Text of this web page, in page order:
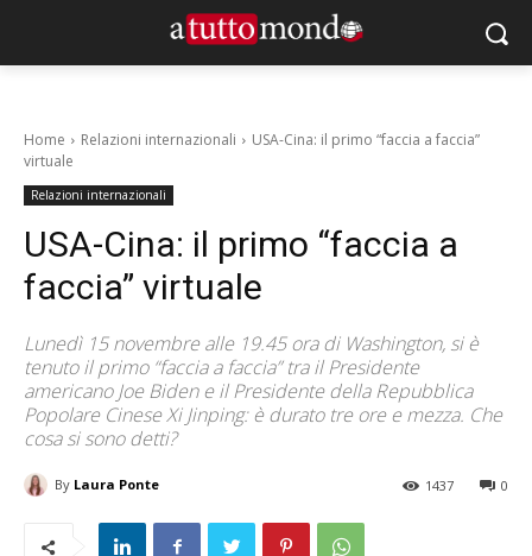
Home Relazioni internazionali
USA-Cina: il primo “faccia a faccia”
virtuale
Relazioni internazionali
USA-Cina: il primo “faccia a
faccia” virtuale
Lunedì 15 novembre alle 19.45 ora di Washington, si è
tenuto il primo “faccia a faccia” tra il Presidente
americano Joe Biden e il Presidente della Repubblica
Popolare Cinese Xi Jinping: è durato tre ore e mezza. Che
cosa si sono detti?
By Laura Ponte 0
1437